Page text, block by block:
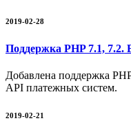
2019-02-28
Поддержка PHP 7.1, 7.2.
Добавлена поддержка
API платежных систем.
2019-02-21